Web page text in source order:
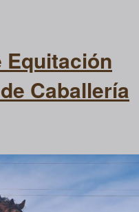
Equitación
Caballería